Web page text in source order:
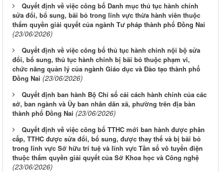
Quyết định về việc công bố Danh mục thủ tục hành chính
sửa đổi, bổ sung, bãi bỏ trong lĩnh vực thừa hành viên thuộc
thẩm quyền giải quyết của ngành Tư pháp thành phố Đồng Nai
(23/06/2026)
Quyết định về việc công bố thủ tục hành chính nội bộ sửa
đổi, bổ sung, thủ tục hành chính bị bãi bỏ thuộc phạm vi,
chức năng quản lý của ngành Giáo dục và Đào tạo thành phố
Đồng Nai (23/06/2026)
Quyết định ban hành Bộ Chỉ số cải cách hành chính của các
sở, ban ngành và Ủy ban nhân dân xã, phường trên địa bàn
thành phố Đồng Nai (23/06/2026)
Quyết định về việc công bố TTHC mới ban hành được phân
cấp, TTHC được sửa đổi, bổ sung, được thay thế và bị bãi bỏ
trong lĩnh vực Sở hữu trí tuệ và lĩnh vực Tần số vô tuyến điện
thuộc thẩm quyền giải quyết của Sở Khoa học và Công nghệ
(23/06/2026)